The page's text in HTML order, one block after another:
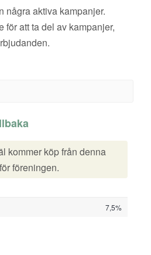
några aktiva kampanjer.
för att ta del av kampanjer,
kommer köp från denna
föreningen.
7,5%